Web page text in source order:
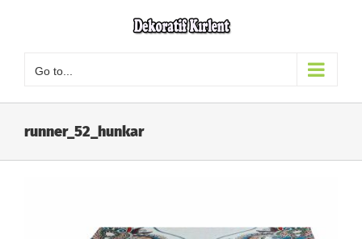
Go to...
runner_52_hunkar